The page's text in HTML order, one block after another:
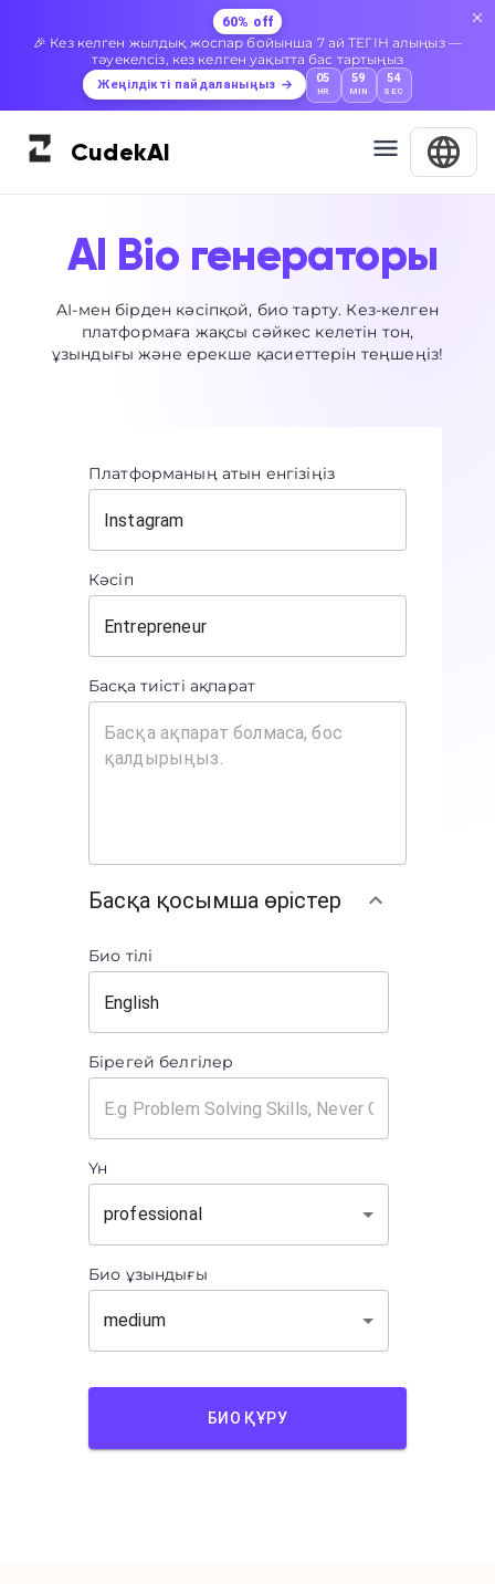
60% off
🎉 Кез келген жылдық жоспар бойынша 7 ай ТЕГІН алыңыз —
тәуекелсіз, кез келген уақытта бас тартыңыз
Жеңілдікті пайдаланыңыз 05
HR
59
MIN
54
SEC
CudekAI
AI Bio генераторы
AI-мен бірден кәсіпқой, био тарту. Кез-келген
платформаға жақсы сәйкес келетін тон,
ұзындығы және ерекше қасиеттерін теңшеңіз!
Платформаның атын енгізіңіз
Кәсіп
Басқа тиісті ақпарат
Басқа қосымша өрістер
Био тілі
Бірегей белгілер
Үн
professional
Био ұзындығы
medium
БИО ҚҰРУ